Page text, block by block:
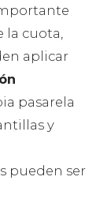
la cuota,
aplicar
pasarela
y
pueden ser